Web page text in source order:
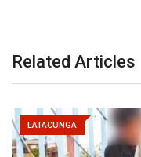
Related Articles
LATACUNGA